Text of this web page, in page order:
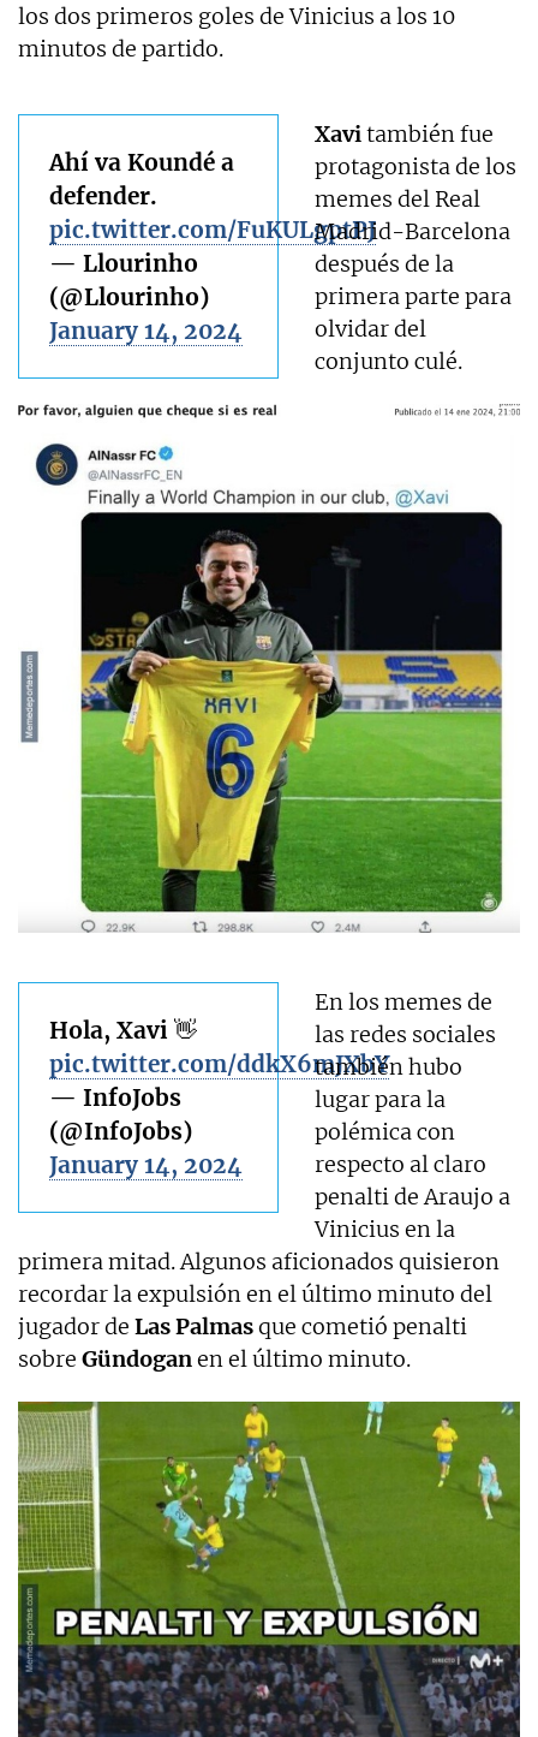
los dos primeros goles de Vinicius a los 10
minutos de partido.
Ahí va Koundé a
defender.
pic.twitter.com/FuKULgptPJ
— Llourinho
(@Llourinho)
January 14, 2024
Xavitambién fue
protagonista de los
memes del Real
Madrid-Barcelona
después de la
primera parte para
olvidar del
conjunto culé.
Hola, Xavi 👋
pic.twitter.com/ddkX6mJXbY
— InfoJobs
(@InfoJobs)
January 14, 2024
En los memes de
las redes sociales
también hubo
lugar para la
polémica con
respecto al claro
penalti de Araujo a
Vinicius en la
primera mitad. Algunos aficionados quisieron
recordar la expulsión en el último minuto del
jugador de Las Palmasque cometió penalti
sobre Gündoganen el último minuto.